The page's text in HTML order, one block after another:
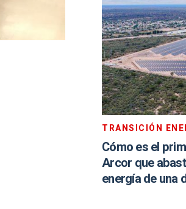
TRANSICIÓN
Cómo es el
Arcor que
energía de una